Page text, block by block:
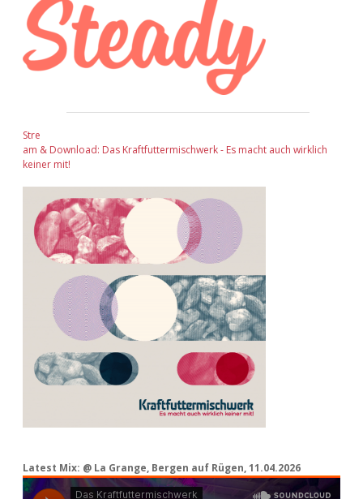
Stre
am & Download: Das Kraftfuttermischwerk - Es macht auch wirklich
keiner mit!
Latest Mix: @ La Grange, Bergen auf Rügen, 11.04.2026